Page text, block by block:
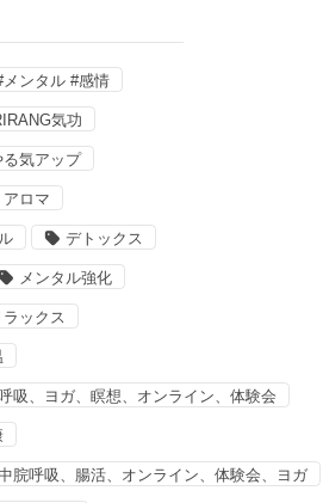
ンタル #感情
気功
る気アップ
アロマ
デトックス
メンタル強化
ラックス
吸、ヨガ、瞑想、オンライン、体験会
脘呼吸、腸活、オンライン、体験会、ヨガ